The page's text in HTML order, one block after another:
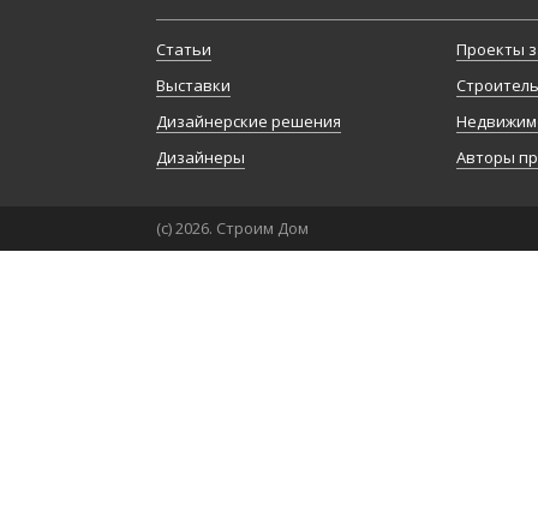
Статьи
Выставки
Дизайнерские решения
Дизайнеры
Проекты
Авторы
(с) 2026. Строим Дом